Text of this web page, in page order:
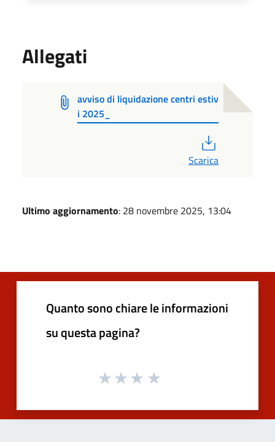
Allegati
avviso di liquidazione centri estiv
i 2025_
Scarica
Ultimo aggiornamento: 28 novembre 2025, 13:04
Quanto sono chiare le informazioni
su questa pagina?